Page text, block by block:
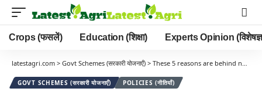
Crops (फसलें) Education (शिक्षा) Experts Opinion (विशेषज्ञ
latestagri.com > Govt Schemes (सरकारी योजनाएँ) > These 5 reasons are behind not getting the money from PM Kisan till now, check your status like this | (“PM किसान के पैसे न मिलने का कारण, जानें स्टेटस यहां!”)
GOVT SCHEMES (सरकारी योजनाएँ) POLICIES (नीतियाँ)